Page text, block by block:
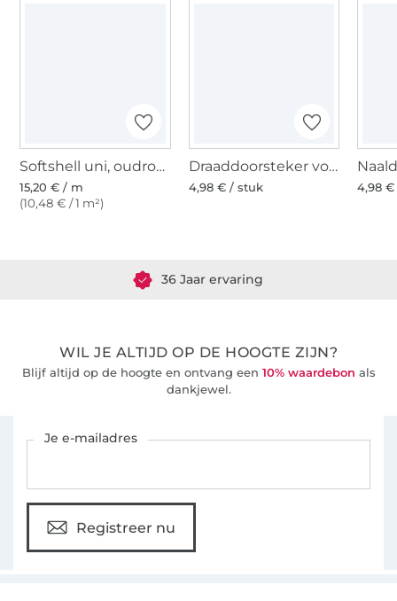
Softshell uni, oudroze
15,20 € / m
(10,48 € / 1 m²)
Draaddoorsteker voor naaimachines 'overlock'
4,98 € / stuk 4,98
36 Jaar ervaring
WIL JE ALTIJD OP DE HOOGTE ZIJN?
Blijf altijd op de hoogte en ontvang een 10% waardebon als
dankjewel.
Je e-mailadres
Registreer nu